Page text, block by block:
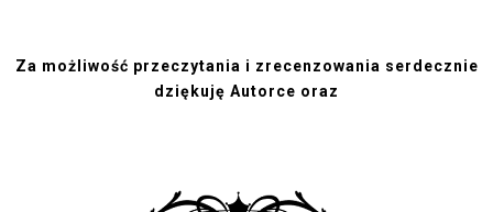
Za możliwość przeczytania i zrecenzowania serdecznie
dziękuję Autorce oraz